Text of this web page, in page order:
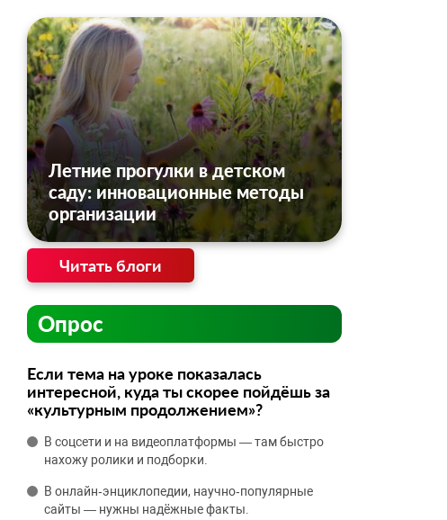
Летние прогулки в детском
саду: инновационные методы
организации
Читать блоги
Опрос
Если тема на уроке показалась
интересной, куда ты скорее пойдёшь за
«культурным продолжением»?
В соцсети и на видеоплатформы — там быстро
нахожу ролики и подборки.
В онлайн‑энциклопедии, научно‑популярные
сайты — нужны надёжные факты.